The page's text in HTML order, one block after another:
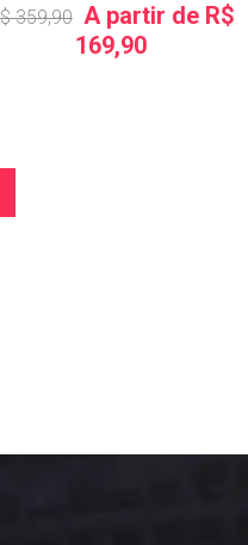
359,90 A partir de R$
169,90